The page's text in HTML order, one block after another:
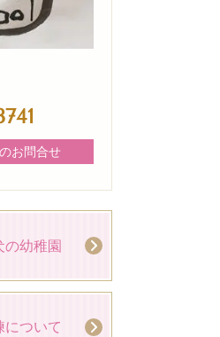
お問合せ
の幼稚園
について